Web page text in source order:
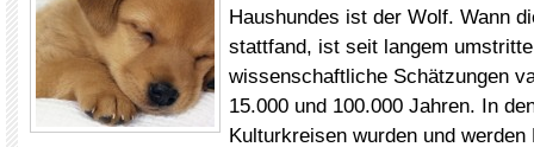
Haushundes ist der Wolf. Wann
stattfand, ist seit langem
wissenschaftliche Schätzungen
15.000 und 100.000 Jahren. In
Kulturkreisen wurden und